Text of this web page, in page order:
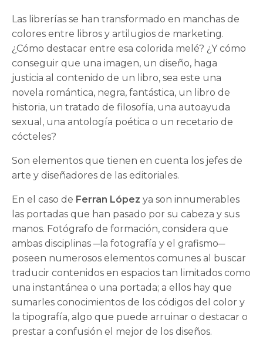
Las librerías se han transformado en manchas de
colores entre libros y artilugios de marketing.
¿Cómo destacar entre esa colorida melé? ¿Y cómo
conseguir que una imagen, un diseño, haga
justicia al contenido de un libro, sea este una
novela romántica, negra, fantástica, un libro de
historia, un tratado de filosofía, una autoayuda
sexual, una antología poética o un recetario de
cócteles?
Son elementos que tienen en cuenta los jefes de
arte y diseñadores de las editoriales.
En el caso de Ferran López ya son innumerables
las portadas que han pasado por su cabeza y sus
manos. Fotógrafo de formación, considera que
ambas disciplinas ─la fotografía y el grafismo─
poseen numerosos elementos comunes al buscar
traducir contenidos en espacios tan limitados como
una instantánea o una portada; a ellos hay que
sumarles conocimientos de los códigos del color y
la tipografía, algo que puede arruinar o destacar o
prestar a confusión el mejor de los diseños.